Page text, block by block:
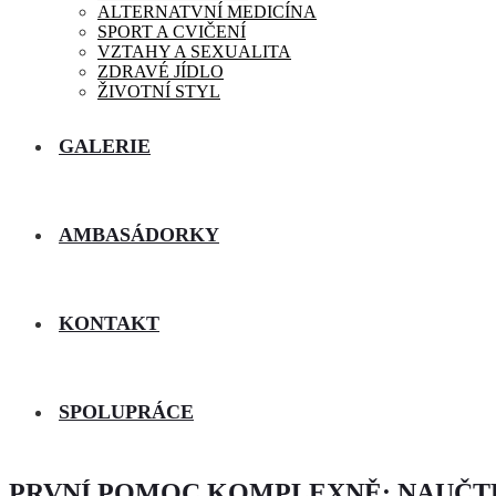
ALTERNATVNÍ MEDICÍNA
SPORT A CVIČENÍ
VZTAHY A SEXUALITA
ZDRAVÉ JÍDLO
ŽIVOTNÍ STYL
GALERIE
AMBASÁDORKY
KONTAKT
SPOLUPRÁCE